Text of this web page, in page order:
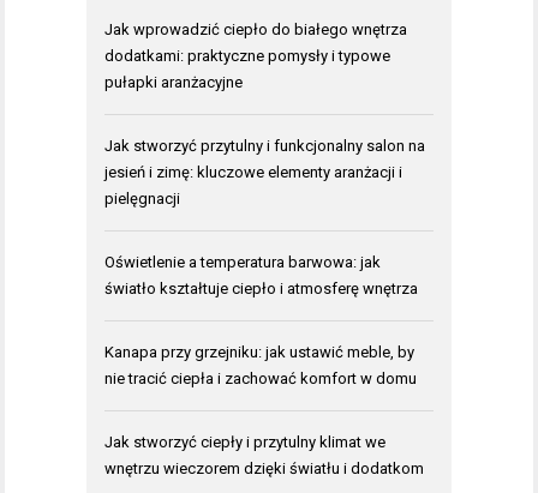
Jak wprowadzić ciepło do białego wnętrza
dodatkami: praktyczne pomysły i typowe
pułapki aranżacyjne
Jak stworzyć przytulny i funkcjonalny salon na
jesień i zimę: kluczowe elementy aranżacji i
pielęgnacji
Oświetlenie a temperatura barwowa: jak
światło kształtuje ciepło i atmosferę wnętrza
Kanapa przy grzejniku: jak ustawić meble, by
nie tracić ciepła i zachować komfort w domu
Jak stworzyć ciepły i przytulny klimat we
wnętrzu wieczorem dzięki światłu i dodatkom